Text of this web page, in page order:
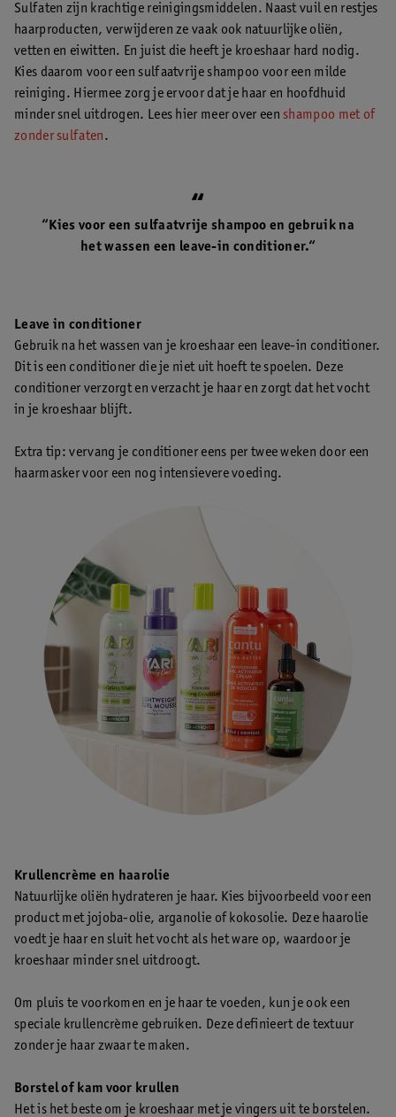
Sulfaten zijn krachtige reinigingsmiddelen. Naast vuil en restjes
haarproducten, verwijderen ze vaak ook natuurlijke oliën,
vetten en eiwitten. En juist die heeft je kroeshaar hard nodig.
Kies daarom voor een sulfaatvrije shampoo voor een milde
reiniging. Hiermee zorg je ervoor dat je haar en hoofdhuid
minder snel uitdrogen. Lees hier meer over een shampoo met of
zonder sulfaten.
“Kies voor een sulfaatvrije shampoo en gebruik na
het wassen een leave-in conditioner.“
Leave in conditioner
Gebruik na het wassen van je kroeshaar een leave-in conditioner.
Dit is een conditioner die je niet uit hoeft te spoelen. Deze
conditioner verzorgt en verzacht je haar en zorgt dat het vocht
in je kroeshaar blijft.
Extra tip: vervang je conditioner eens per twee weken door een
haarmasker voor een nog intensievere voeding.
Krullencrème en haarolie
Natuurlijke oliën hydrateren je haar. Kies bijvoorbeeld voor een
product met jojoba-olie, arganolie of kokosolie. Deze haarolie
voedt je haar en sluit het vocht als het ware op, waardoor je
kroeshaar minder snel uitdroogt.
Om pluis te voorkomen en je haar te voeden, kun je ook een
speciale krullencrème gebruiken. Deze definieert de textuur
zonder je haar zwaar te maken.
Borstel of kam voor krullen
Het is het beste om je kroeshaar met je vingers uit te borstelen.